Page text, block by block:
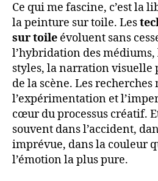
Ce qui me fascine, c’est la
la peinture sur toile. Les
sur toile évoluent sans
l’hybridation des
styles, la narration visuelle
de la scène. Les
l’expérimentation et
cœur du processus créatif. Et
souvent dans l’accident,
imprévue, dans la couleur
l’émotion la plus pure.